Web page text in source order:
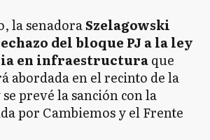
la senadoraSzelagowski
del bloque PJ a la ley
en infraestructuraque
abordada en el recinto de la
prevé la sanción con la
por Cambiemos y el Frente